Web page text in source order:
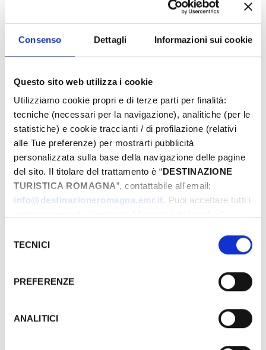
Consenso Dettagli Informazioni sui cookie
Questo sito web utilizza i cookie
Utilizziamo cookie propri e di terze parti per finalità:
tecniche (necessari per la navigazione), analitiche (per le
statistiche) e cookie traccianti / di profilazione (relativi
alle Tue preferenze) per mostrarti pubblicità
personalizzata sulla base della navigazione delle pagine
del sito. Il titolare del trattamento è “DESTINAZIONE
TURISTICA ROMAGNA”, contattabile all'email:
info@destinazioneromagna.emr.it. Puoi accettare tutti i
gestire le tue preferenze facendo clic su “Personalizza”.
Qualora acconsenti a tutti i cookie i Tuoi dati potranno
attualmente non fornisce garanzie idonee per il
l’implementazione di misure supplementari di sicurezza a
Tutela dei navigatori, che abbiamo valutato essere
delTECNICI
PREFERENZE
ANALITICI
­DOVE
GRATUITO
GIORNI & ORARI
Lun
Mar
Dom